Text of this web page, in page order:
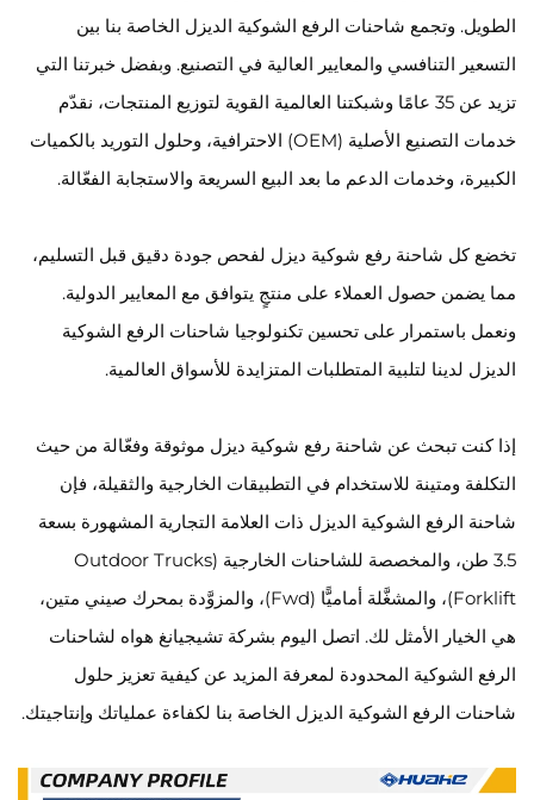
الطويل. وتجمع شاحنات الرفع الشوكية الديزل الخاصة بنا بين
التسعير التنافسي والمعايير العالية في التصنيع. وبفضل خبرتنا التي
تزيد عن 35 عامًا وشبكتنا العالمية القوية لتوزيع المنتجات، نقدّم
خدمات التصنيع الأصلية (OEM) الاحترافية، وحلول التوريد بالكميات
الكبيرة، وخدمات الدعم ما بعد البيع السريعة والاستجابة الفعّالة.
تخضع كل شاحنة رفع شوكية ديزل لفحص جودة دقيق قبل التسليم،
مما يضمن حصول العملاء على منتجٍ يتوافق مع المعايير الدولية.
ونعمل باستمرار على تحسين تكنولوجيا شاحنات الرفع الشوكية
الديزل لدينا لتلبية المتطلبات المتزايدة للأسواق العالمية.
إذا كنت تبحث عن شاحنة رفع شوكية ديزل موثوقة وفعّالة من حيث
التكلفة ومتينة للاستخدام في التطبيقات الخارجية والثقيلة، فإن
شاحنة الرفع الشوكية الديزل ذات العلامة التجارية المشهورة بسعة
3.5 طن، والمخصصة للشاحنات الخارجية (Outdoor Trucks
Forklift)، والمشغَّلة أماميًّا (Fwd)، والمزوَّدة بمحرك صيني متين،
هي الخيار الأمثل لك. اتصل اليوم بشركة تشيجيانغ هواه لشاحنات
الرفع الشوكية المحدودة لمعرفة المزيد عن كيفية تعزيز حلول
شاحنات الرفع الشوكية الديزل الخاصة بنا لكفاءة عملياتك وإنتاجيتك.